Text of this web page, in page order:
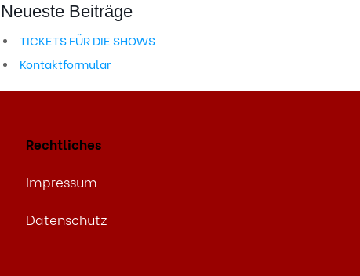
Neueste Beiträge
TICKETS FÜR DIE SHOWS
Kontaktformular
Rechtliches
Impressum
Datenschutz